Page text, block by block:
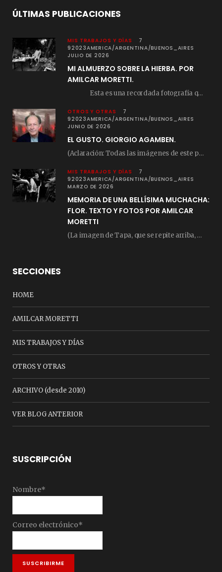
ÚLTIMAS PUBLICACIONES
MIS TRABAJOS Y DÍAS
7
92023AMERICA/ARGENTINA/BUENOS_AIRES
JULIO DE 2026
MI ALMUERZO SOBRE LA HIERBA. POR
AMILCAR MORETTI.
Esta es una recordada fotografía que registré…
OTROS Y OTRAS
7
92023AMERICA/ARGENTINA/BUENOS_AIRES
JUNIO DE 2026
EL GUSTO. GIORGIO AGAMBEN.
(Aclaración: Todas las imágenes de este posteo fueron tomadas de Bloghemia.com, y todos los…
MIS TRABAJOS Y DÍAS
7
92023AMERICA/ARGENTINA/BUENOS_AIRES
MARZO DE 2026
MEMORIA DE UNA BELLÍSIMA MUCHACHA:
FLOR. TEXTO Y FOTOS POR AMILCAR
MORETTI
(La imagen de Tapa, que se repite arriba, fue compuesta por Amilcar Moretti el viernes…
SECCIONES
HOME
AMILCAR MORETTI
MIS TRABAJOS Y DÍAS
OTROS Y OTRAS
ARCHIVO (desde 2010)
VER BLOG ANTERIOR
SUSCRIPCIÓN
Nombre*
Correo electrónico*